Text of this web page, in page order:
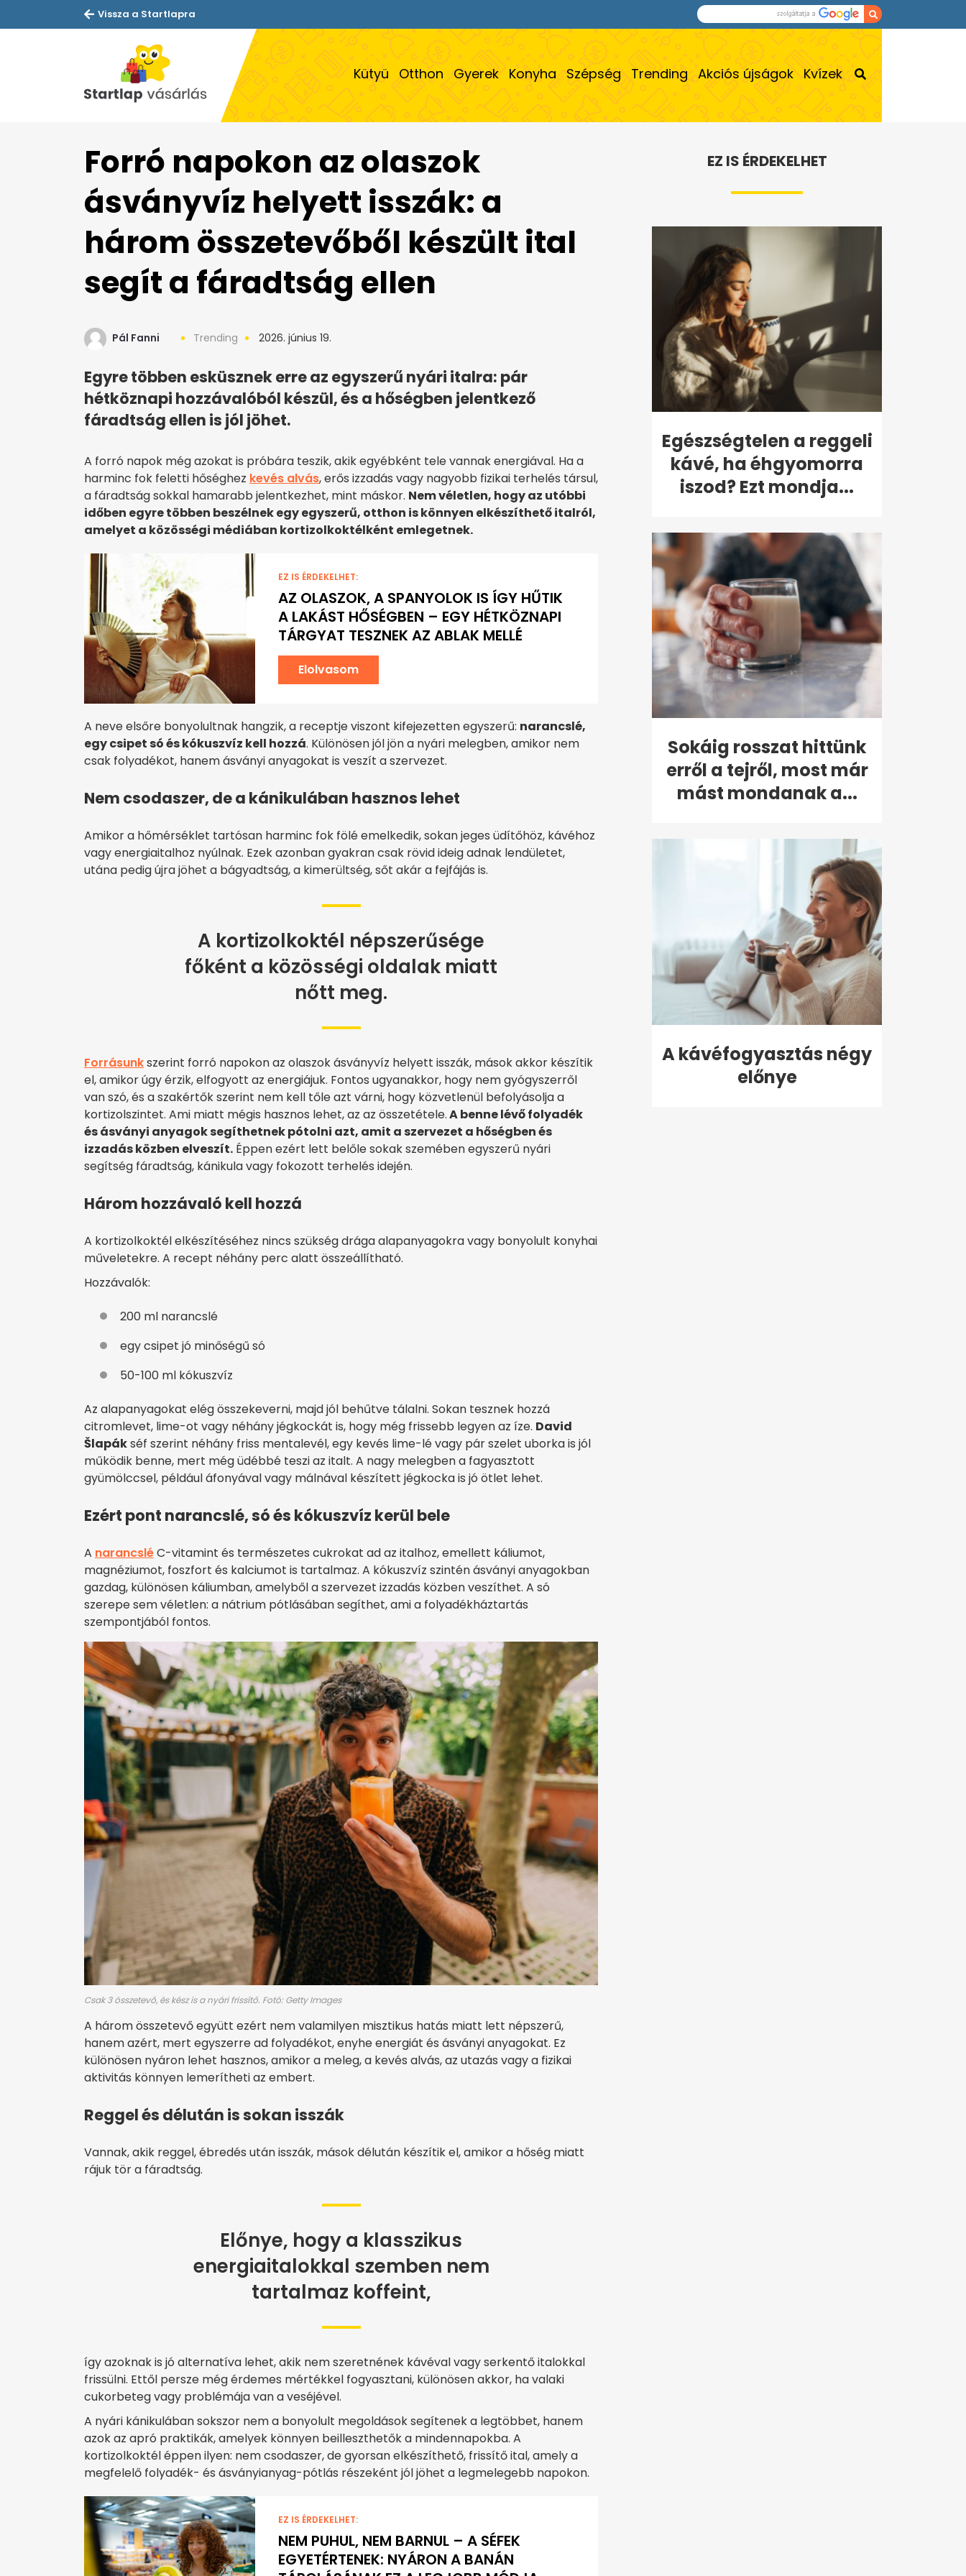
Vissza a Startlapra
Kütyü Otthon Gyerek Konyha Szépség Trending Akciós újságok Kvízek
Forró napokon az olaszok
ásványvíz helyett isszák: a
három összetevőből készült ital
segít a fáradtság ellen
Pál Fanni Trending 2026. június 19.
Egyre többen esküsznek erre az egyszerű nyári italra: pár
hétköznapi hozzávalóból készül, és a hőségben jelentkező
fáradtság ellen is jól jöhet.
A forró napok még azokat is próbára teszik, akik egyébként tele vannak energiával. Ha a
harminc fok feletti hőséghez kevés alvás, erős izzadás vagy nagyobb fizikai terhelés társul,
a fáradtság sokkal hamarabb jelentkezhet, mint máskor. Nem véletlen, hogy az utóbbi
időben egyre többen beszélnek egy egyszerű, otthon is könnyen elkészíthető italról,
amelyet a közösségi médiában kortizolkoktélként emlegetnek.
EZ IS ÉRDEKELHET:
AZ OLASZOK, A SPANYOLOK IS ÍGY HŰTIK
A LAKÁST HŐSÉGBEN – EGY HÉTKÖZNAPI
TÁRGYAT TESZNEK AZ ABLAK MELLÉ
Elolvasom
A neve elsőre bonyolultnak hangzik, a receptje viszont kifejezetten egyszerű: narancslé,
egy csipet só és kókuszvíz kell hozzá. Különösen jól jön a nyári melegben, amikor nem
csak folyadékot, hanem ásványi anyagokat is veszít a szervezet.
Nem csodaszer, de a kánikulában hasznos lehet
Amikor a hőmérséklet tartósan harminc fok fölé emelkedik, sokan jeges üdítőhöz, kávéhoz
vagy energiaitalhoz nyúlnak. Ezek azonban gyakran csak rövid ideig adnak lendületet,
utána pedig újra jöhet a bágyadtság, a kimerültség, sőt akár a fejfájás is.
A kortizolkoktél népszerűsége
főként a közösségi oldalak miatt
nőtt meg.
Forrásunkszerint forró napokon az olaszok ásványvíz helyett isszák, mások akkor készítik
el, amikor úgy érzik, elfogyott az energiájuk. Fontos ugyanakkor, hogy nem gyógyszerről
van szó, és a szakértők szerint nem kell tőle azt várni, hogy közvetlenül befolyásolja a
kortizolszintet. Ami miatt mégis hasznos lehet, az az összetétele.A benne lévő folyadék
és ásványi anyagok segíthetnek pótolni azt, amit a szervezet a hőségben és
izzadás közben elveszít. Éppen ezért lett belőle sokak szemében egyszerű nyári
segítség fáradtság, kánikula vagy fokozott terhelés idején.
Három hozzávaló kell hozzá
A kortizolkoktél elkészítéséhez nincs szükség drága alapanyagokra vagy bonyolult konyhai
műveletekre. A recept néhány perc alatt összeállítható.
Hozzávalók:
200 ml narancslé
egy csipet jó minőségű só
50-100 ml kókuszvíz
Az alapanyagokat elég összekeverni, majd jól behűtve tálalni. Sokan tesznek hozzá
citromlevet, lime-ot vagy néhány jégkockát is, hogy még frissebb legyen az íze. David
Šlapákséf szerint néhány friss mentalevél, egy kevés lime-lé vagy pár szelet uborka is jól
működik benne, mert még üdébbé teszi az italt. A nagy melegben a fagyasztott
gyümölccsel, például áfonyával vagy málnával készített jégkocka is jó ötlet lehet.
Ezért pont narancslé, só és kókuszvíz kerül bele
A narancsléC-vitamint és természetes cukrokat ad az italhoz, emellett káliumot,
magnéziumot, foszfort és kalciumot is tartalmaz. A kókuszvíz szintén ásványi anyagokban
gazdag, különösen káliumban, amelyből a szervezet izzadás közben veszíthet. A só
szerepe sem véletlen: a nátrium pótlásában segíthet, ami a folyadékháztartás
szempontjából fontos.
Csak 3 összetevő, és kész is a nyári frissítő. Fotó: Getty Images
A három összetevő együtt ezért nem valamilyen misztikus hatás miatt lett népszerű,
hanem azért, mert egyszerre ad folyadékot, enyhe energiát és ásványi anyagokat. Ez
különösen nyáron lehet hasznos, amikor a meleg, a kevés alvás, az utazás vagy a fizikai
aktivitás könnyen lemerítheti az embert.
Reggel és délután is sokan isszák
Vannak, akik reggel, ébredés után isszák, mások délután készítik el, amikor a hőség miatt
rájuk tör a fáradtság.
Előnye, hogy a klasszikus
energiaitalokkal szemben nem
tartalmaz koffeint,
így azoknak is jó alternatíva lehet, akik nem szeretnének kávéval vagy serkentő italokkal
frissülni. Ettől persze még érdemes mértékkel fogyasztani, különösen akkor, ha valaki
cukorbeteg vagy problémája van a veséjével.
A nyári kánikulában sokszor nem a bonyolult megoldások segítenek a legtöbbet, hanem
azok az apró praktikák, amelyek könnyen beilleszthetők a mindennapokba. A
kortizolkoktél éppen ilyen: nem csodaszer, de gyorsan elkészíthető, frissítő ital, amely a
megfelelő folyadék- és ásványianyag-pótlás részeként jól jöhet a legmelegebb napokon.
EZ IS ÉRDEKELHET:
NEM PUHUL, NEM BARNUL – A SÉFEK
EGYETÉRTENEK: NYÁRON A BANÁN
EZ IS ÉRDEKELHET
Egészségtelen a reggeli
kávé, ha éhgyomorra
iszod? Ezt mondja...
Sokáig rosszat hittünk
erről a tejről, most már
mást mondanak a...
A kávéfogyasztás négy
előnye